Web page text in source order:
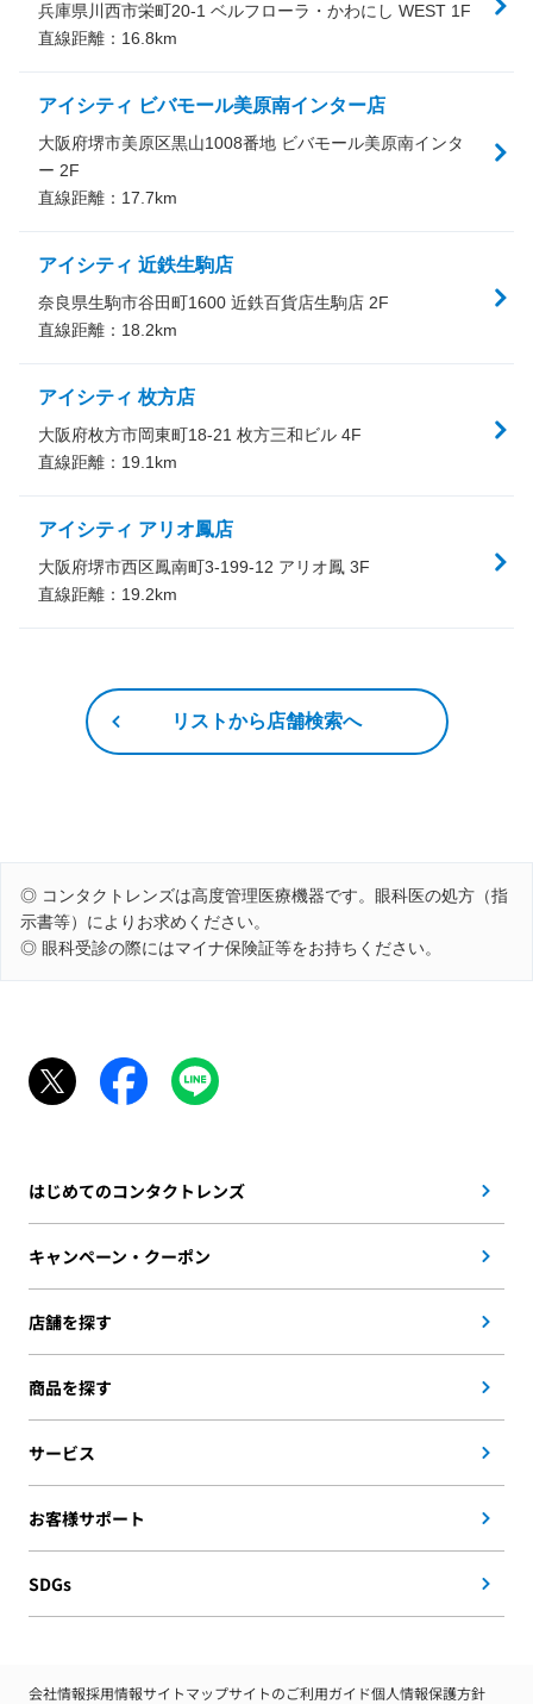
兵庫県川西市栄町20-1 ベルフローラ・かわにし WEST 1F
直線距離： 16.8km
アイシティ ビバモール美原南インター店
大阪府堺市美原区黒山1008番地 ビバモール美原南インタ
ー 2F
直線距離： 17.7km
アイシティ 近鉄生駒店
奈良県生駒市谷田町1600 近鉄百貨店生駒店 2F
直線距離： 18.2km
アイシティ 枚方店
大阪府枚方市岡東町18-21 枚方三和ビル 4F
直線距離： 19.1 km
アイシティ アリオ鳳店
大阪府堺市西区鳳南町3-199-12 アリオ鳳 3F
直線距離： 19.2km
リストから店舗検索へ
◎ コンタクトレンズは高度管理医療機器です。眼科医の処方（指
示書等）によりお求めください。
◎ 眼科受診の際にはマイナ保険証等をお持ちください。
はじめてのコンタクトレンズ
キャンペーン・クーポン
店舗を探す
商品を探す
サービス
お客様サポート
SDGs
会社情報採用情報サイトマップサイトのご利用ガイド個人情報保護方針